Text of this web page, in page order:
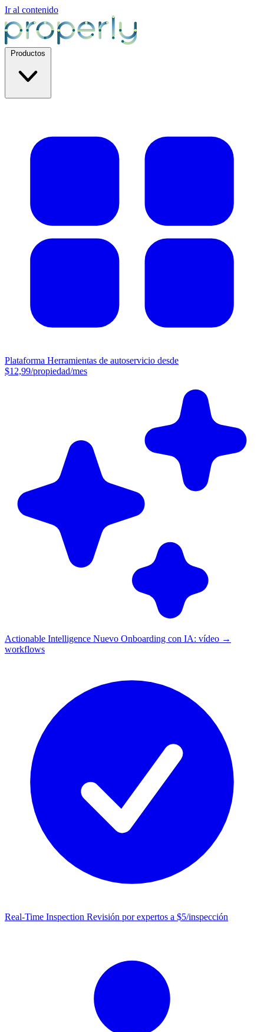
Ir al contenido
Plataforma Herramientas de autoservicio desde
$12,99/propiedad/mes
Actionable Intelligence Nuevo Onboarding con IA: vídeo →
workflows
Real-Time Inspection Revisión por expertos a $5/inspección